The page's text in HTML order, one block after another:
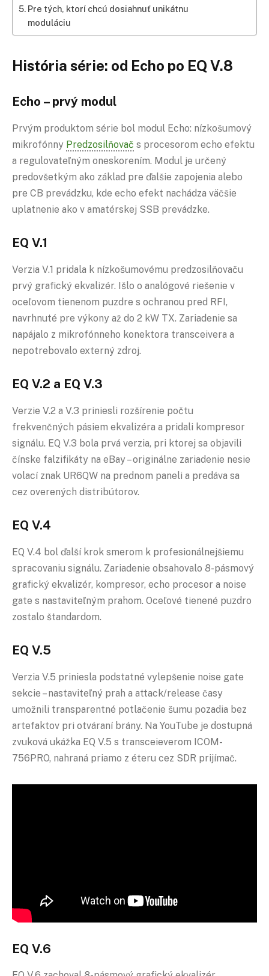
Pre tých, ktorí chcú dosiahnuť unikátnu
moduláciu
História série: od Echo po EQ V.8
Echo – prvý modul
Prvým produktom série bol modul Echo: nízkošumový
mikrofónny Predzosilňovač s procesorom echo efektu
a regulovateľným oneskorením. Modul je určený
predovšetkým ako základ pre ďalšie zapojenia alebo
pre CB prevádzku, kde echo efekt nachádza väčšie
uplatnenie ako v amatérskej SSB prevádzke.
EQ V.1
Verzia V.1 pridala k nízkošumovému predzosilňovaču
prvý grafický ekvalizér. Išlo o analógové riešenie v
oceľovom tienenom puzdre s ochranou pred RFI,
navrhnuté pre výkony až do 2 kW TX. Zariadenie sa
napájalo z mikrofónneho konektora transceivera a
nepotrebovalo externý zdroj.
EQ V.2 a EQ V.3
Verzie V.2 a V.3 priniesli rozšírenie počtu
frekvenčných pásiem ekvalizéra a pridali kompresor
signálu. EQ V.3 bola prvá verzia, pri ktorej sa objavili
čínske falzifikáty na eBay – originálne zariadenie nesie
volací znak UR6QW na prednom paneli a predáva sa
cez overených distribútorov.
EQ V.4
EQ V.4 bol ďalší krok smerom k profesionálnejšiemu
spracovaniu signálu. Zariadenie obsahovalo 8-pásmový
grafický ekvalizér, kompresor, echo procesor a noise
gate s nastaviteľným prahom. Oceľové tienené puzdro
zostalo štandardom.
EQ V.5
Verzia V.5 priniesla podstatné vylepšenie noise gate
sekcie – nastaviteľný prah a attack/release časy
umožnili transparentné potlačenie šumu pozadia bez
artefaktov pri otváraní brány. Na YouTube je dostupná
zvuková ukážka EQ V.5 s transceieverom ICOM-
756PRO, nahraná priamo z éteru cez SDR prijímač.
EQ V.6